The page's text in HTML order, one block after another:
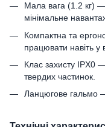
Мала вага (1.2 кг)
мінімальне
Компактна та
працювати навіть у
Клас захисту IPX0
твердих частинок.
Ланцюгове гальмо